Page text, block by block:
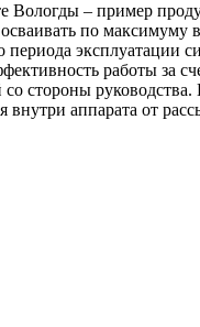
– пример
по
работы за
стороны
внутри аппарата от